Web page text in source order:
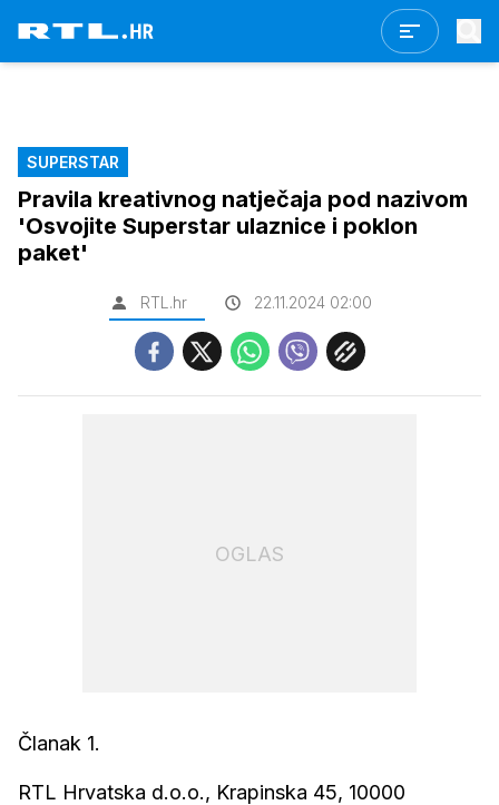
SUPERSTAR
Pravila kreativnog natječaja pod nazivom
'Osvojite Superstar ulaznice i poklon
paket'
RTL.hr 22.11.2024 02:00
OGLAS
Članak 1.
RTL Hrvatska d.o.o., Krapinska 45, 10000